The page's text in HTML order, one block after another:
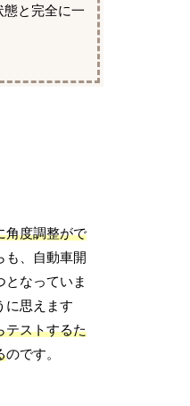
態と完全に一
角度調整がで
も、自動車開
となっていま
に思えます
テストするた
のです。